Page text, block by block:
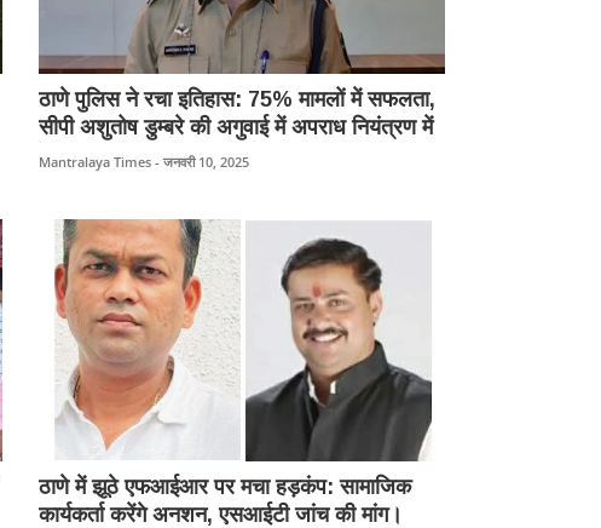
ठाणे पुलिस ने रचा इतिहास: 75% मामलों में सफलता,
सीपी अशुतोष डुम्बरे की अगुवाई में अपराध नियंत्रण में
बड़ा कदम।
Mantralaya Times - जनवरी 10, 2025
ठाणे में झूठे एफआईआर पर मचा हड़कंप: सामाजिक
कार्यकर्ता करेंगे अनशन, एसआईटी जांच की मांग।